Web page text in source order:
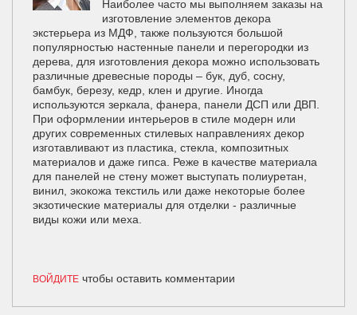
Наиболее часто мы выполняем заказы на
изготовление элементов декора
экстерьера из МДФ, также пользуются большой
популярностью настенные панели и перегородки из
дерева, для изготовления декора можно использовать
различные древесные породы – бук, дуб, сосну,
бамбук, березу, кедр, клен и другие. Иногда
используются зеркала, фанера, панели ДСП или ДВП.
При оформлении интерьеров в стиле модерн или
других современных стилевых направлениях декор
изготавливают из пластика, стекла, композитных
материалов и даже гипса. Реже в качестве материала
для панелей не стену может выступать полиуретан,
винил, экокожа текстиль или даже некоторые более
экзотические материалы для отделки - различные
виды кожи или меха.
ВОЙДИТЕ чтобы оставить комментарии